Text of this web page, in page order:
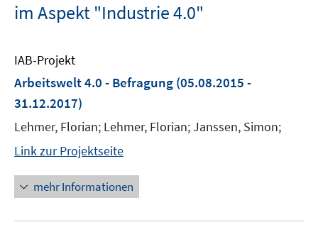
im Aspekt "Industrie 4.0"
IAB-Projekt
Arbeitswelt 4.0 - Befragung (05.08.2015 -
31.12.2017)
Lehmer, Florian; Lehmer, Florian; Janssen, Simon;
Link zur Projektseite
mehr Informationen